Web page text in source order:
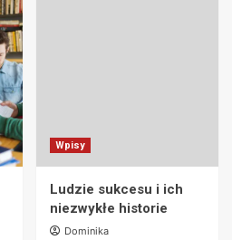
Wpisy
Ludzie sukcesu i ich
niezwykłe historie
Dominika